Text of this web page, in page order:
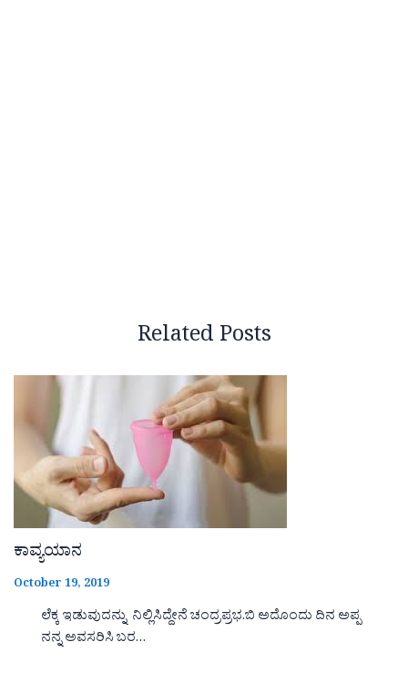
Related Posts
ಕಾವ್ಯಯಾನ
October 19, 2019
ಲೆಕ್ಕ ಇಡುವುದನ್ನು ನಿಲ್ಲಿಸಿದ್ದೇನೆ ಚಂದ್ರಪ್ರಭ.ಬಿ ಅದೊಂದು ದಿನ ಅಪ್ಪ
ನನ್ನ ಅವಸರಿಸಿ ಬರ…